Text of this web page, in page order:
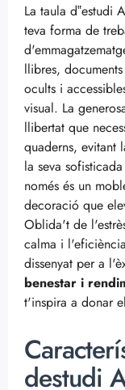
La taula d‟estudi
teva forma de
llibres,
ocults i
visual. La
llibertat que
quaderns, evitant
la seva
només és un
decoració que
Oblida't de
calma i
dissenyat per a
benestar i
t'inspira a donar
destudi